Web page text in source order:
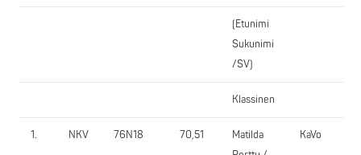
(Etunimi
Sukunimi
/SV)
Klassinen
1. NKV 76N18 70,51
Matilda
KaVo